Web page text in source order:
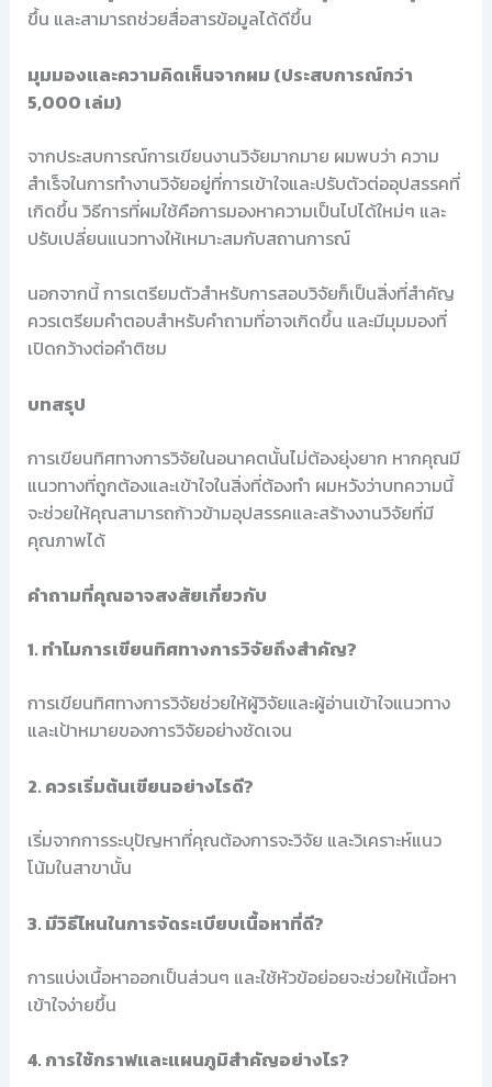
ขึ้น และสามารถช่วยสื่อสารข้อมูลได้ดีขึ้น
มุมมองและความคิดเห็นจากผม (ประสบการณ์กว่า
5,000 เล่ม)
จากประสบการณ์การเขียนงานวิจัยมากมาย ผมพบว่า ความ
สำเร็จในการทำงานวิจัยอยู่ที่การเข้าใจและปรับตัวต่ออุปสรรคที่
เกิดขึ้น วิธีการที่ผมใช้คือการมองหาความเป็นไปได้ใหม่ๆ และ
ปรับเปลี่ยนแนวทางให้เหมาะสมกับสถานการณ์
นอกจากนี้ การเตรียมตัวสำหรับการสอบวิจัยก็เป็นสิ่งที่สำคัญ
ควรเตรียมคำตอบสำหรับคำถามที่อาจเกิดขึ้น และมีมุมมองที่
เปิดกว้างต่อคำติชม
บทสรุป
การเขียนทิศทางการวิจัยในอนาคตนั้นไม่ต้องยุ่งยาก หากคุณมี
แนวทางที่ถูกต้องและเข้าใจในสิ่งที่ต้องทำ ผมหวังว่าบทความนี้
จะช่วยให้คุณสามารถก้าวข้ามอุปสรรคและสร้างงานวิจัยที่มี
คุณภาพได้
คำถามที่คุณอาจสงสัยเกี่ยวกับ
1. ทำไมการเขียนทิศทางการวิจัยถึงสำคัญ?
การเขียนทิศทางการวิจัยช่วยให้ผู้วิจัยและผู้อ่านเข้าใจแนวทาง
และเป้าหมายของการวิจัยอย่างชัดเจน
2. ควรเริ่มต้นเขียนอย่างไรดี?
เริ่มจากการระบุปัญหาที่คุณต้องการจะวิจัย และวิเคราะห์แนว
โน้มในสาขานั้น
3. มีวิธีไหนในการจัดระเบียบเนื้อหาที่ดี?
การแบ่งเนื้อหาออกเป็นส่วนๆ และใช้หัวข้อย่อยจะช่วยให้เนื้อหา
เข้าใจง่ายขึ้น
4. การใช้กราฟและแผนภูมิสำคัญอย่างไร?